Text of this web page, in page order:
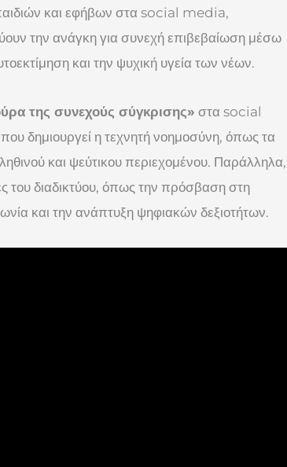
και εφήβων στα social media,
την ανάγκη για συνεχή επιβεβαίωση μέσω
και την ψυχική υγεία των νέων.
της συνεχούς σύγκρισης» στα social
δημιουργεί η τεχνητή νοημοσύνη, όπως τα
και ψεύτικου περιεχομένου. Παράλληλα,
του διαδικτύου, όπως την πρόσβαση στη
και την ανάπτυξη ψηφιακών δεξιοτήτων.